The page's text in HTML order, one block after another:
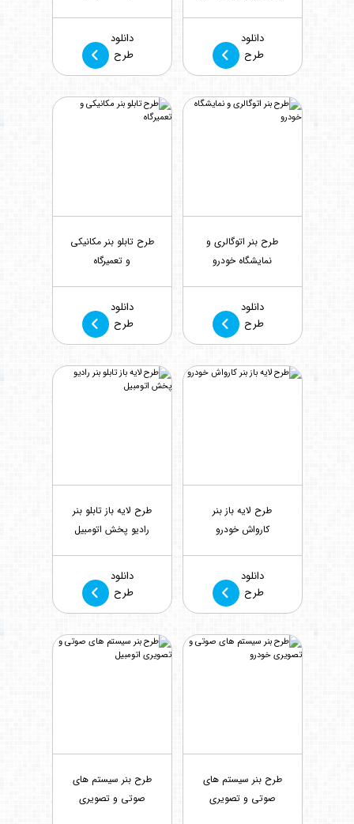
دانلود
طرح
دانلود
طرح
طرح بنر اتوگالری و
نمایشگاه خودرو
دانلود
طرح
طرح تابلو بنر مکانیکی
و تعمیرگاه
دانلود
طرح
طرح لایه باز بنر
کارواش خودرو
دانلود
طرح
طرح لایه باز تابلو بنر
رادیو پخش اتومبیل
دانلود
طرح
طرح بنر سیستم های
صوتی و تصویری
طرح بنر سیستم های
صوتی و تصویری